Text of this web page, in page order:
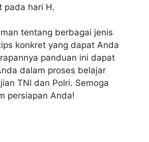
pada hari H.
tentang berbagai jenis
konkret yang dapat Anda
panduan ini dapat
dalam proses belajar
TNI dan Polri. Semoga
persiapan Anda!